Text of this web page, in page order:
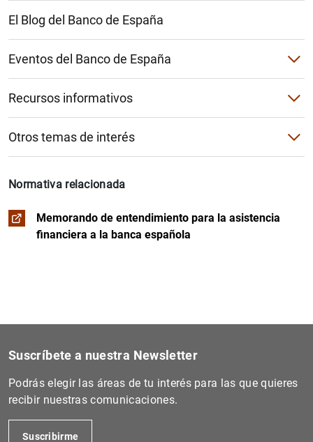
Reseñas de política monetaria
Otras decisiones del Consejo de Gobierno
Junta Europea de Riesgo Sistémico (JERS)
Comité de Supervisión Bancaria de Basilea (BCBS)
Autoridad Bancaria Europea (EBA)
El Blog del Banco de España
Eventos del Banco de España
Agenda del Banco de España
Premio de Economía Rey de España
Recursos informativos
Vídeos
CV dirección del Banco
Otros temas de interés
Reestructuración del sector financiero
Reestructuración y recapitalización
Pruebas de resistencia al sector bancario europeo
Euro Digital
Normativa relacionada
Memorando de entendimiento para la asistencia
financiera a la banca española
Suscríbete a nuestra Newsletter
Podrás elegir las áreas de tu interés para las que quieres
recibir nuestras comunicaciones.
Suscribirme